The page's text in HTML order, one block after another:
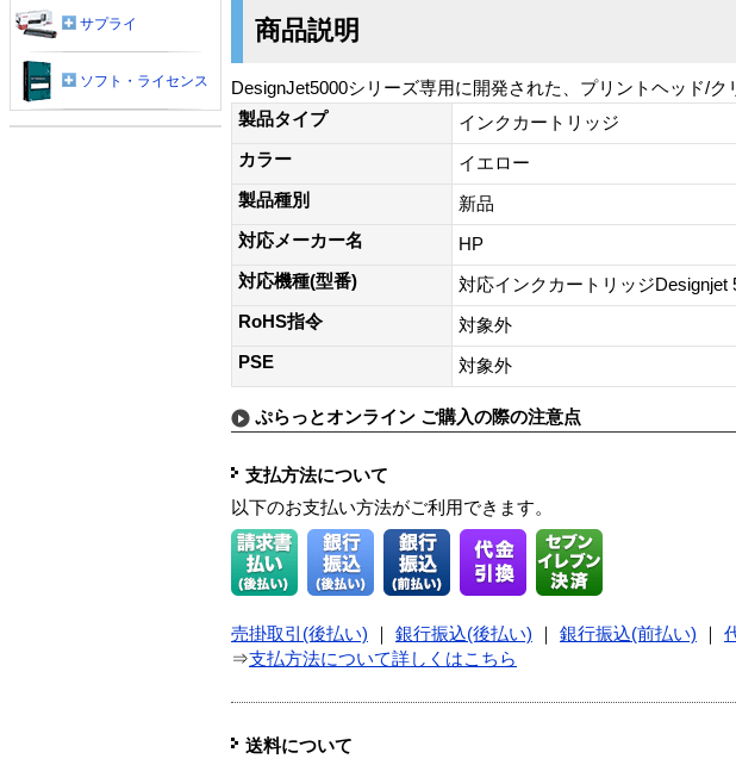
商品説明
DesignJet5000シリーズ専用に開発された、プリントヘッド/
製品タイプ
インクカートリッジ
カラー
イエロー
製品種別
新品
対応メーカー名
HP
対応機種(型番)
対応インクカートリッジDesignjet
RoHS指令
対象外
PSE
対象外
ぷらっとオンライン ご購入の際の注意点
支払方法について
以下のお支払い方法がご利用できます。
売掛取引(後払い) 銀行振込(後払い) 銀行振込(前払い)
⇒支払方法について詳しくはこちら
送料について
サプライ
ソフト・ライセンス